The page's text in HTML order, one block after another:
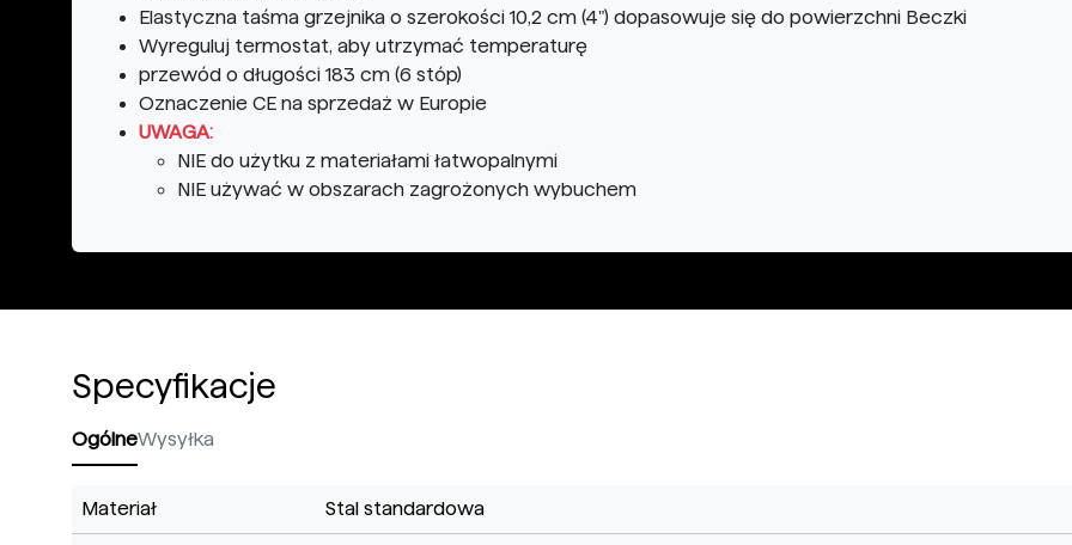
Elastyczna taśma grzejnika o szerokości 10,2 cm (4") dopasowuje się do powierzchni Beczki
Wyreguluj termostat, aby utrzymać temperaturę
przewód o długości 183 cm (6 stóp)
Oznaczenie CE na sprzedaż w Europie
UWAGA:
NIE do użytku z materiałami łatwopalnymi
NIE używać w obszarach zagrożonych wybuchem
Specyfikacje
OgólneWysyłka
Materiał Stal standardowa